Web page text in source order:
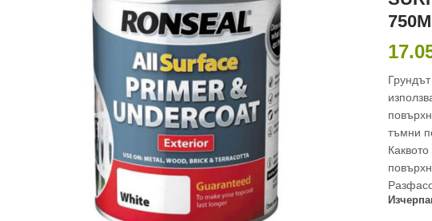
тъмни